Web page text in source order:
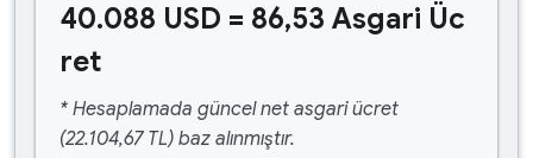
40.088 USD = 86,53 Asgari Üc
ret
* Hesaplamada güncel net asgari ücret
(22.104,67 TL) baz alınmıştır.